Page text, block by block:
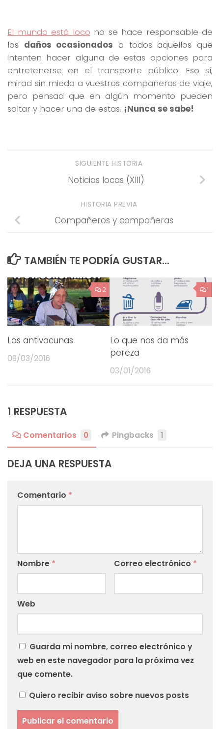
El mundo está loco no se hace responsable de
los daños ocasionados a todos aquellos que
intenten hacer alguna de estas opciones para
entretenerse en el transporte público. Eso sí,
mirad sin miedo a vuestros compañeros de viaje,
pero pensad que en algún momento pueden
saltar y hacer una de estas. ¡Nunca se sabe!
SIGUIENTE HISTORIA
Noticias locas (XIII)
HISTORIA PREVIA
Compañeros y compañeras
TAMBIÉN TE PODRÍA GUSTAR...
2
Los antivacunas
09/03/2016
1
Lo que nos da más
pereza
03/01/2016
1 RESPUESTA
Comentarios 0 Pingbacks 1
DEJA UNA RESPUESTA
Comentario *
Nombre * Correo electrónico *
Web
Guarda mi nombre, correo electrónico y
web en este navegador para la próxima vez
que comente.
Quiero recibir aviso sobre nuevos posts